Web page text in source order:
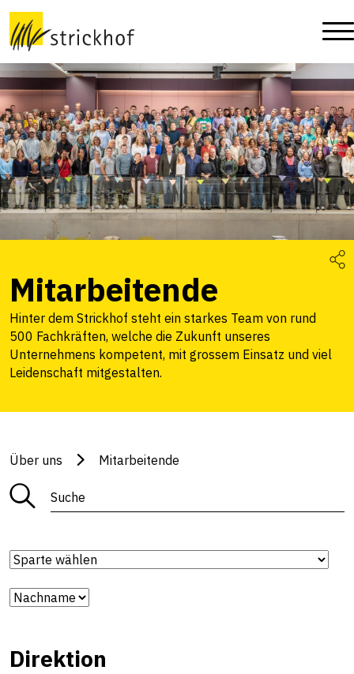
Mitarbeitende
Hinter dem Strickhof steht ein starkes Team von rund
500 Fachkräften, welche die Zukunft unseres
Unternehmens kompetent, mit grossem Einsatz und viel
Leidenschaft mitgestalten.
Über uns Mitarbeitende
Direktion